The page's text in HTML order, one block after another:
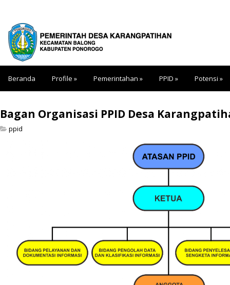
Beranda Profile » Pemerintahan » PPID » Potensi »
Bagan Organisasi PPID Desa
ppid